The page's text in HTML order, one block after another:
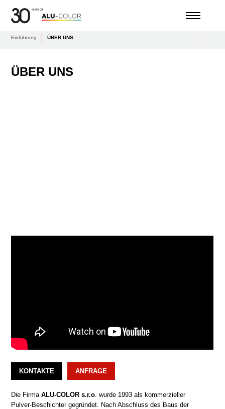
Einführung ÜBER UNS
ÜBER UNS
KONTAKTE ANFRAGE
Die FirmaALU-COLOR s.r.o . wurde 1993 als kommerzieller
Pulver-Beschichter gegründet. Nach Abschluss des Baus der